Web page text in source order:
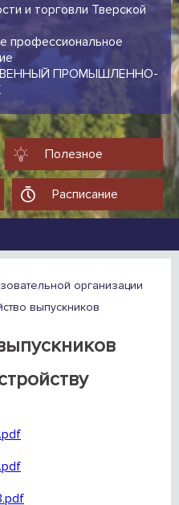
и торговли Тверской
профессиональное
ПРОМЫШЛЕННО-
Полезное
Расписание
организации
выпускников